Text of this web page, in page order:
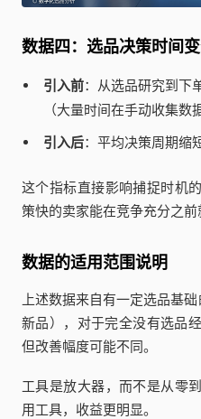
数据四：选品决策时间
引入前：从选品研究到下
（大量时间在手动收集数据
引入后：平均决策周期缩
这个指标直接影响捕捉时机
策快的卖家能在竞争充分之前
数据的适用范围说明
上述数据来自有一定选品基
新品），对于完全没有选品
但改善幅度可能不同。
工具是放大器，而不是从零
用工具，收益更明显。